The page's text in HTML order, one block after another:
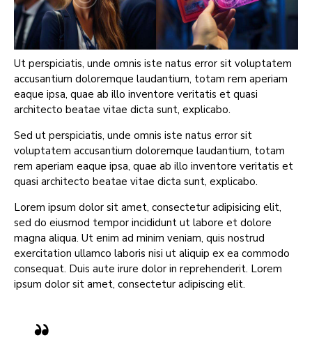
Ut perspiciatis, unde omnis iste natus error sit voluptatem
accusantium doloremque laudantium, totam rem aperiam
eaque ipsa, quae ab illo inventore veritatis et quasi
architecto beatae vitae dicta sunt, explicabo.
Sed ut perspiciatis, unde omnis iste natus error sit
voluptatem accusantium doloremque laudantium, totam
rem aperiam eaque ipsa, quae ab illo inventore veritatis et
quasi architecto beatae vitae dicta sunt, explicabo.
Lorem ipsum dolor sit amet, consectetur adipisicing elit,
sed do eiusmod tempor incididunt ut labore et dolore
magna aliqua. Ut enim ad minim veniam, quis nostrud
exercitation ullamco laboris nisi ut aliquip ex ea commodo
consequat. Duis aute irure dolor in reprehenderit. Lorem
ipsum dolor sit amet, consectetur adipiscing elit.